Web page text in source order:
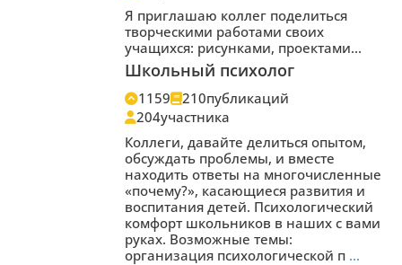
Я приглашаю коллег поделиться
творческими работами своих
учащихся: рисунками, проектами...
Школьный психолог
1159 210публикаций
204участника
Коллеги, давайте делиться опытом,
обсуждать проблемы, и вместе
находить ответы на многочисленные
«почему?», касающиеся развития и
воспитания детей. Психологический
комфорт школьников в наших с вами
руках. Возможные темы:
организация психологической п …